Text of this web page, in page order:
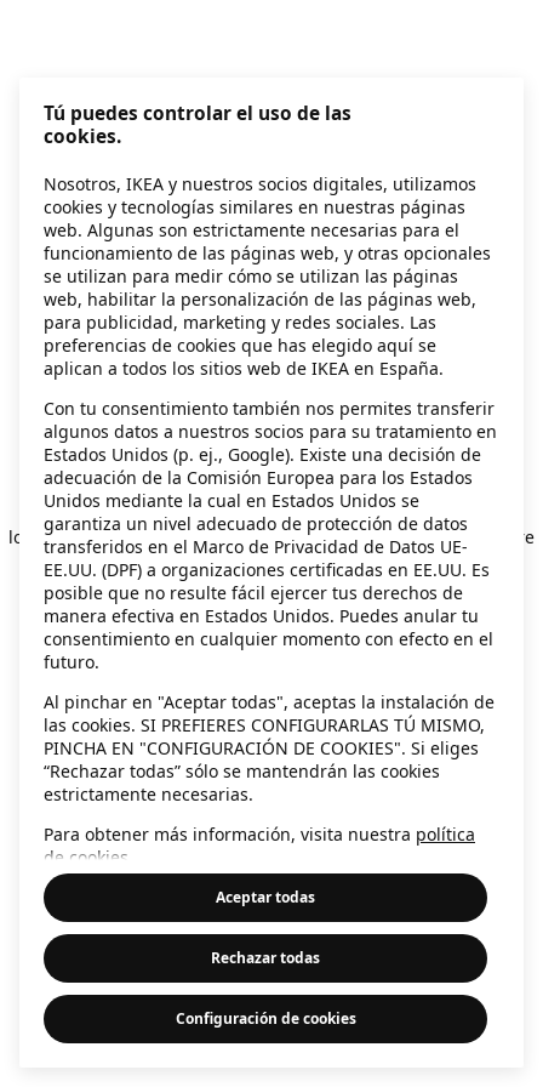
Application error: a client-side exception has occurred
loadingsecondhand.ikea.com (see the browser console for more
information).
Tú puedes controlar el uso de las
cookies.
Nosotros, IKEA y nuestros socios digitales, utilizamos
cookies y tecnologías similares en nuestras páginas
web. Algunas son estrictamente necesarias para el
funcionamiento de las páginas web, y otras opcionales
se utilizan para medir cómo se utilizan las páginas
web, habilitar la personalización de las páginas web,
para publicidad, marketing y redes sociales. Las
preferencias de cookies que has elegido aquí se
aplican a todos los sitios web de IKEA en España.
Con tu consentimiento también nos permites transferir
algunos datos a nuestros socios para su tratamiento en
Estados Unidos (p. ej., Google). Existe una decisión de
adecuación de la Comisión Europea para los Estados
Unidos mediante la cual en Estados Unidos se
garantiza un nivel adecuado de protección de datos
transferidos en el Marco de Privacidad de Datos UE-
EE.UU. (DPF) a organizaciones certificadas en EE.UU. Es
posible que no resulte fácil ejercer tus derechos de
manera efectiva en Estados Unidos. Puedes anular tu
consentimiento en cualquier momento con efecto en el
futuro.
Al pinchar en "Aceptar todas", aceptas la instalación de
las cookies. SI PREFIERES CONFIGURARLAS TÚ MISMO,
PINCHA EN "CONFIGURACIÓN DE COOKIES". Si eliges
“Rechazar todas” sólo se mantendrán las cookies
estrictamente necesarias.
Para obtener más información, visita nuestra política
de cookies
Aceptar todas
Rechazar todas
Configuración de cookies